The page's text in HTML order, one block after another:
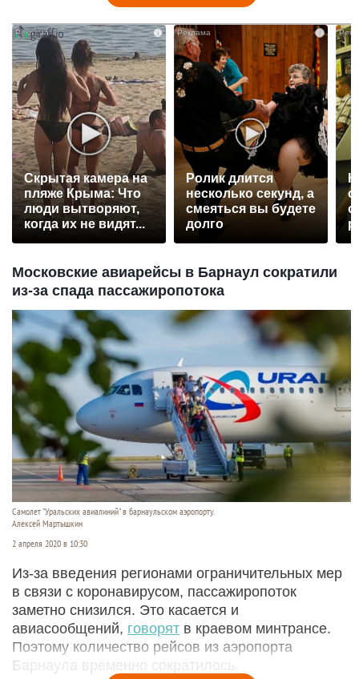
i
Скрытая камера на
пляже Крыма: Что
люди вытворяют,
когда их не видят...
Ролик длится
несколько секунд, а
смеяться вы будете
долго
Московские авиарейсы в Барнаул сократили
из-за спада пассажиропотока
Самолет "Уральских авиалиний" в барнаульском аэропорту.
Алексей Мартышкин
2 апреля 2020 в 10:30
Из-за введения регионами ограничительных мер
в связи с коронавирусом, пассажиропоток
заметно снизился. Это касается и
авиасообщений, говорят в краевом минтрансе.
Поэтому количество рейсов из аэропорта
Барнаула временно сократилось.